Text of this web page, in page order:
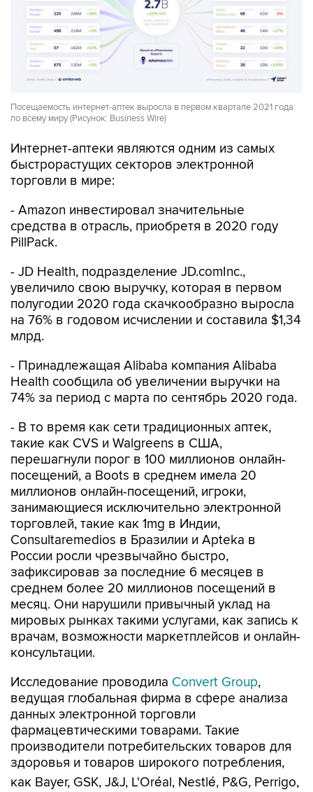
Посещаемость интернет-аптек выросла в первом квартале 2021 года
по всему миру (Рисунок: Business Wire)
Интернет-аптеки являются одним из самых
быстрорастущих секторов электронной
торговли в мире:
- Amazon инвестировал значительные
средства в отрасль, приобретя в 2020 году
PillPack.
- JD Health, подразделение JD.comInc.,
увеличило свою выручку, которая в первом
полугодии 2020 года скачкообразно выросла
на 76% в годовом исчислении и составила $1,34
млрд.
- Принадлежащая Alibaba компания Alibaba
Health сообщила об увеличении выручки на
74% за период с марта по сентябрь 2020 года.
- В то время как сети традиционных аптек,
такие как CVS и Walgreens в США,
перешагнули порог в 100 миллионов онлайн-
посещений, а Boots в среднем имела 20
миллионов онлайн-посещений, игроки,
занимающиеся исключительно электронной
торговлей, такие как 1mg в Индии,
Consultaremedios в Бразилии и Apteka в
России росли чрезвычайно быстро,
зафиксировав за последние 6 месяцев в
среднем более 20 миллионов посещений в
месяц. Они нарушили привычный уклад на
мировых рынках такими услугами, как запись к
врачам, возможности маркетплейсов и онлайн-
консультации.
Исследование проводила Convert Group,
ведущая глобальная фирма в сфере анализа
данных электронной торговли
фармацевтическими товарами. Такие
производители потребительских товаров для
здоровья и товаров широкого потребления,
как Bayer, GSK, J&J, L'Oréal, Nestlé, P&G, Perrigo,